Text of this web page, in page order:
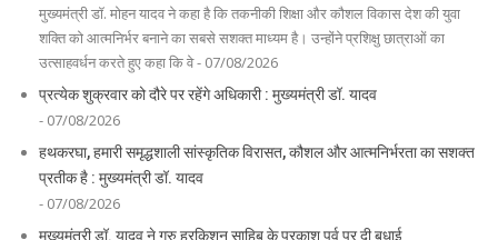
मुख्यमंत्री डॉ. मोहन यादव ने कहा है कि तकनीकी शिक्षा और कौशल विकास देश की युवा
शक्ति को आत्मनिर्भर बनाने का सबसे सशक्त माध्यम है। उन्होंने प्रशिक्षु छात्राओं का
उत्साहवर्धन करते हुए कहा कि वे - 07/08/2026
प्रत्येक शुक्रवार को दौरे पर रहेंगे अधिकारी : मुख्यमंत्री डॉ. यादव
- 07/08/2026
हथकरघा, हमारी समृद्धशाली सांस्कृतिक विरासत, कौशल और आत्मनिर्भरता का सशक्त
प्रतीक है : मुख्यमंत्री डॉ. यादव
- 07/08/2026
मुख्यमंत्री डॉ. यादव ने गुरु हरकिशन साहिब के प्रकाश पर्व पर दी बधाई